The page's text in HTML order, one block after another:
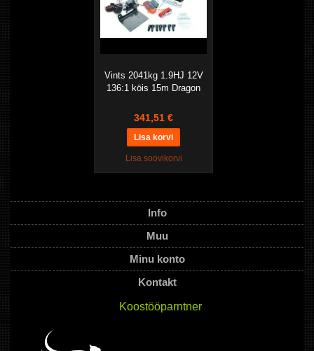
Vints 2041kg 1.9HJ 12V
136:1 köis 15m Dragon
341,51 €
Lisa soovikorvi
Info
Muu
Minu konto
Kontakt
Koostööparntner